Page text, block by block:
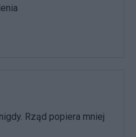
Rząd popiera mniej